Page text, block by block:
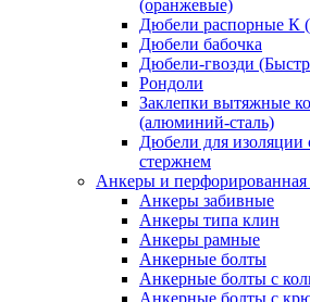
(оранжевые)
Дюбели распорные К
Дюбели бабочка
Дюбели-гвозди
Рондоли
Заклепки вытяжные
(алюминий-сталь)
Дюбели для изоляции
стержнем
Анкеры и перфорированная
Анкеры забивные
Анкеры типа клин
Анкеры рамные
Анкерные болты
Анкерные болты с
Анкерные болты с